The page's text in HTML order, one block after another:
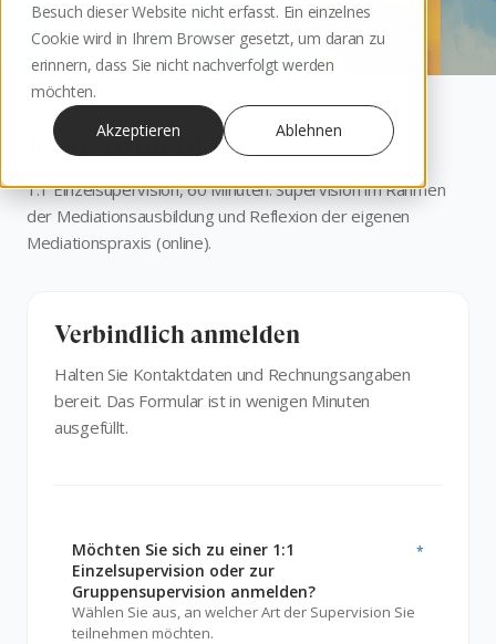
Besuch dieser Website nicht erfasst. Ein einzelnes
Cookie wird in Ihrem Browser gesetzt, um daran zu
erinnern, dass Sie nicht nachverfolgt werden
möchten.
Akzeptieren
Ablehnen
KURSANMELDUNG
Jetzt anmelden
1:1 Einzelsupervision, 60 Minuten. Supervision im Rahmen
der Mediationsausbildung und Reflexion der eigenen
Mediationspraxis (online).
Verbindlich anmelden
Halten Sie Kontaktdaten und Rechnungsangaben
bereit. Das Formular ist in wenigen Minuten
ausgefüllt.
Möchten Sie sich zu einer 1:1
Einzelsupervision oder zur
Gruppensupervision anmelden?
*
Wählen Sie aus, an welcher Art der Supervision Sie
teilnehmen möchten.